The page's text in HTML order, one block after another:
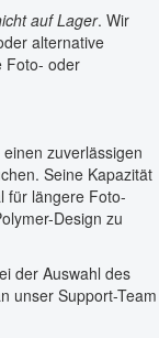
auf Lager. Wir
alternative
Foto- oder
zuverlässigen
Seine Kapazität
für längere Foto-
Design zu
der Auswahl des
unser Support-Team